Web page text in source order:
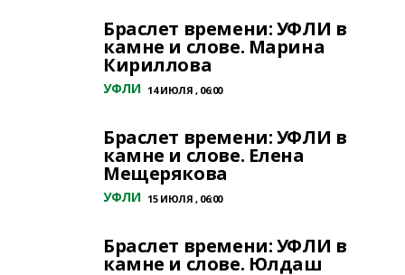
Браслет времени: УФЛИ в
камне и слове. Марина
Кириллова
УФЛИ 14 ИЮЛЯ , 06:00
Браслет времени: УФЛИ в
камне и слове. Елена
Мещерякова
УФЛИ 15 ИЮЛЯ , 06:00
Браслет времени: УФЛИ в
камне и слове. Юлдаш